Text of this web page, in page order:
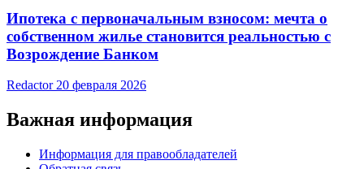
Ипотека с первоначальным взносом: мечта о
собственном жилье становится реальностью с
Возрождение Банком
Redactor20 февраля 2026
Важная информация
Информация для правообладателей